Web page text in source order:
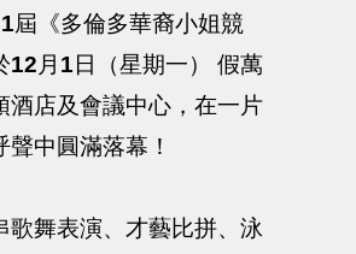
屆《多倫多華裔小姐競
12 月 1日（星期一） 假萬
酒店及會議中心，在一片
聲中圓滿落幕！
歌舞表演、才藝比拼、泳